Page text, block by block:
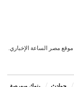
موقع مصر الساعة الإخباري.